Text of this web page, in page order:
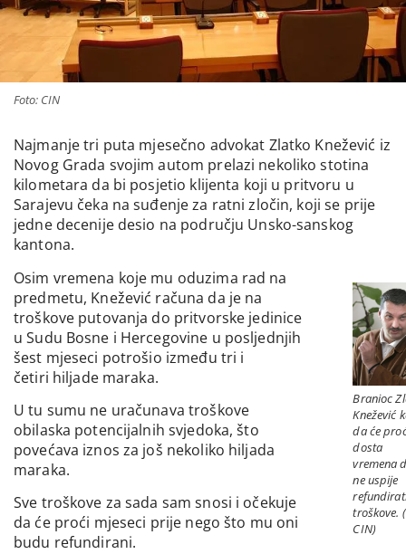
Foto: CIN
Najmanje tri puta mjesečno advokat Zlatko Knežević iz
Novog Grada svojim autom prelazi nekoliko stotina
kilometara da bi posjetio klijenta koji u pritvoru u
Sarajevu čeka na suđenje za ratni zločin, koji se prije
jedne decenije desio na području Unsko-sanskog
kantona.
Branioc
Knežević
da će
dosta
vremena
ne uspije
troškove.
CIN)
Osim vremena koje mu oduzima rad na
predmetu, Knežević računa da je na
troškove putovanja do pritvorske jedinice
u Sudu Bosne i Hercegovine u posljednjih
šest mjeseci potrošio između tri i
četiri hiljade maraka.
U tu sumu ne uračunava troškove
obilaska potencijalnih svjedoka, što
povećava iznos za još nekoliko hiljada
maraka.
Sve troškove za sada sam snosi i očekuje
da će proći mjeseci prije nego što mu oni
budu refundirani.